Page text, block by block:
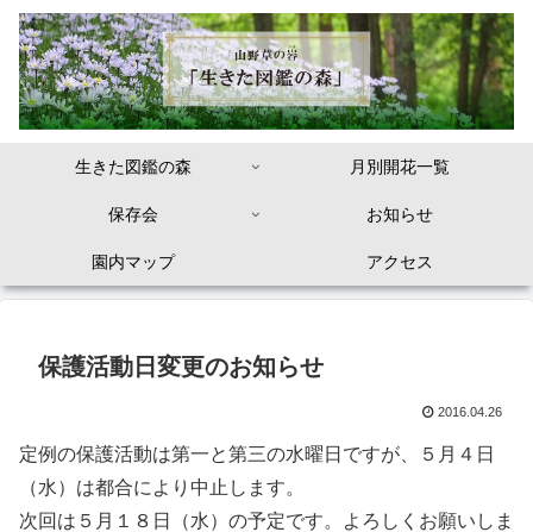
生きた図鑑の森 月別開花一覧
保存会 お知らせ
園内マップ アクセス
保護活動日変更のお知らせ
2016.04.26
定例の保護活動は第一と第三の水曜日ですが、５月４日
（水）は都合により中止します。
次回は５月１８日（水）の予定です。よろしくお願いしま